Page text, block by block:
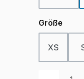
Größe
XS
Produkt